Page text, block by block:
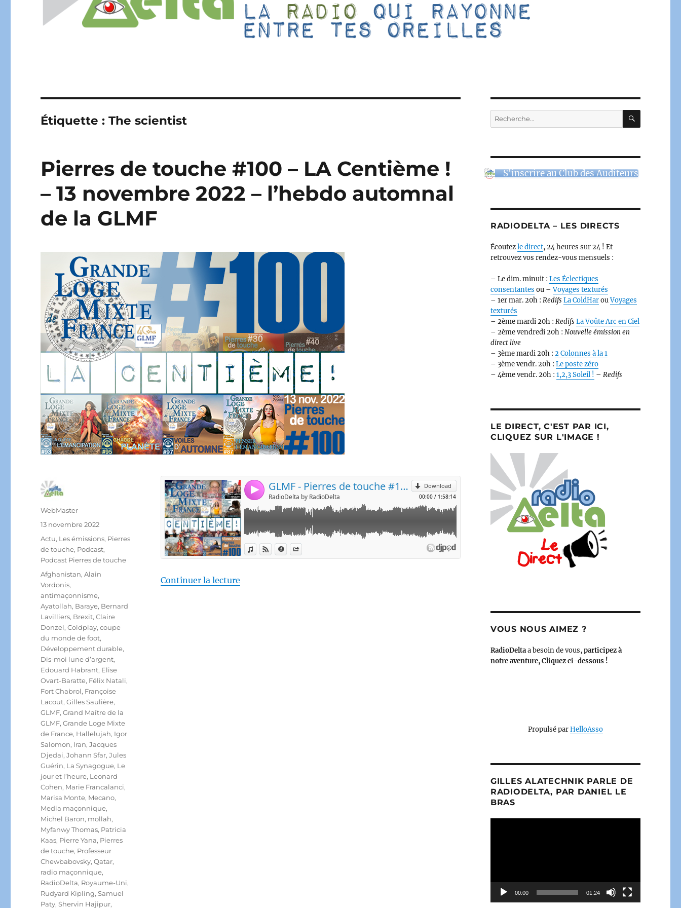
Étiquette :The scientist
Pierres de touche #100 – LA Centième !
– 13 novembre 2022 – l’hebdo automnal
de la GLMF
Continuer la lecturede « Pierres de touche #100 – LA Centième ! – 13 novembre 2022 – l’hebdo automnal de la GLMF »
Auteur
WebMaster
Publié
13 novembre 2022
Catégories
Actu, Les émissions, Pierres
de touche, Podcast,
Podcast Pierres de touche
Étiquettes
Afghanistan,Alain
Vordonis,
antimaçonnisme,
Ayatollah, Baraye, Bernard
Lavilliers, Brexit,Claire
Donzel,Coldplay,coupe
du monde de foot,
Développement durable,
Dis-moi lune d’argent,
Edouard Habrant, Elise
Ovart-Baratte, Félix Natali,
Fort Chabrol, Françoise
Lacout,Gilles Saulière,
GLMF,Grand Maître de la
GLMF,Grande Loge Mixte
de France, Hallelujah, Igor
Salomon, Iran,Jacques
Djedai,Johann Sfar,Jules
Guérin, La Synagogue, Le
jour et l’heure, Leonard
Cohen, Marie Francalanci,
Marisa Monte, Mecano,
Media maçonnique,
Michel Baron, mollah,
Myfanwy Thomas, Patricia
Kaas, Pierre Yana, Pierres
de touche, Professeur
Chewbabovsky,Qatar,
radio maçonnique,
RadioDelta, Royaume-Uni,
Rudyard Kipling,Samuel
Paty,Shervin Hajipur,
Recherche
pour :
S'inscrire au Club des Auditeurs
RADIODELTA – LES DIRECTS
Écoutezle direct, 24 heures sur 24 ! Et
retrouvez vos rendez-vous mensuels :
– Le dim. minuit : Les Éclectiques
consentantes ou –Voyages texturés
– 1er mar. 20h : Redifs La ColdHarouVoyages
texturés
– 2ème mardi 20h : Redifs La Voûte Arc en Ciel
– 2ème vendredi 20h : Nouvelle émission en
direct live
– 3ème mardi 20h : 2 Colonnes à la 1
– 3ème vendr. 20h : Le poste zéro
– 4ème vendr. 20h : 1,2,3 Soleil ! – Redifs
LE DIRECT, C'EST PAR ICI,
CLIQUEZ SUR L'IMAGE !
VOUS NOUS AIMEZ ?
RadioDeltaa besoin de vous,participez à
notre aventure, Cliquez ci-dessous !
Propulsé parHelloAsso
GILLES ALATECHNIK PARLE DE
RADIODELTA, PAR DANIEL LE
BRAS
00:00 01:24